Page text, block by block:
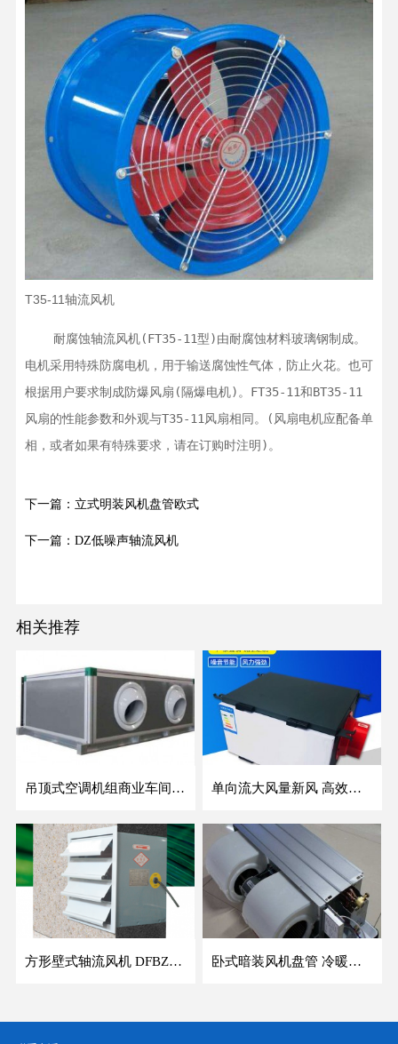
T35-11轴流风机
电机采用特殊防腐电机，用于输送腐蚀性气体，防止火花。也可
根据用户要求制成防爆风扇(隔爆电机)。FT35-11和BT35-11
风扇的性能参数和外观与T35-11风扇相同。(风扇电机应配备单
相，或者如果有特殊要求，请在订购时注明)。
下一篇：立式明装风机盘管欧式
下一篇：DZ低噪声轴流风机
相关推荐
吊顶式空调机组商业车间防爆新风空调器射流冷暖机组 单向流大风量新风 高效除霾全热交换新风机空气净化
方形壁式轴流风机 DFBZ低噪防爆工业XBDZ静音220V/380V壁式边墙风机 卧式暗装风机盘管 冷暖两用盘管系列 明装风盘空调器